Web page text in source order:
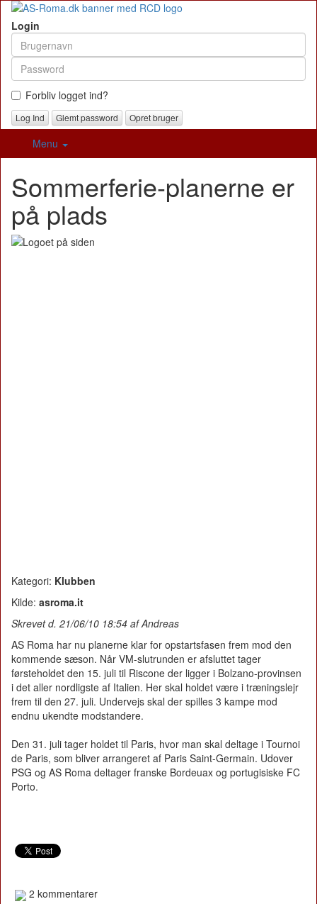
Login
Forbliv logget ind?
Glemt password Opret bruger
Menu
Sommerferie-planerne er
på plads
Kategori: Klubben
Kilde: asroma.it
Skrevet d. 21/06/10 18:54 af Andreas
AS Roma har nu planerne klar for opstartsfasen frem mod den
kommende sæson. Når VM-slutrunden er afsluttet tager
førsteholdet den 15. juli til Riscone der ligger i Bolzano-provinsen
i det aller nordligste af Italien. Her skal holdet være i træningslejr
frem til den 27. juli. Undervejs skal der spilles 3 kampe mod
endnu ukendte modstandere.
Den 31. juli tager holdet til Paris, hvor man skal deltage i Tournoi
de Paris, som bliver arrangeret af Paris Saint-Germain. Udover
PSG og AS Roma deltager franske Bordeuax og portugisiske FC
Porto.
2 kommentarer